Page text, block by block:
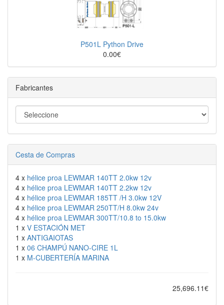
P501L Python Drive
0.00€
Fabricantes
Cesta de Compras
4 x hélice proa LEWMAR 140TT 2.0kw 12v
4 x hélice proa LEWMAR 140TT 2.2kw 12v
4 x hélice proa LEWMAR 185TT /H 3.0kw 12V
4 x hélice proa LEWMAR 250TT/H 8.0kw 24v
4 x hélice proa LEWMAR 300TT/10.8 to 15.0kw
1 x V ESTACIÓN MET
1 x ANTIGAIOTAS
1 x 06 CHAMPÚ NANO-CIRE 1L
1 x M-CUBERTERÍA MARINA
25,696.11€